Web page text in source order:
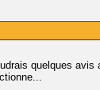
quelques